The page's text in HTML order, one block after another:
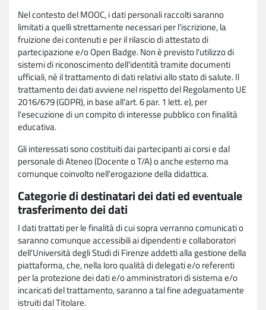
Nel contesto del MOOC, i dati personali raccolti saranno
limitati a quelli strettamente necessari per l'iscrizione, la
fruizione dei contenuti e per il rilascio di attestato di
partecipazione e/o Open Badge. Non è previsto l'utilizzo di
sistemi di riconoscimento dell'identità tramite documenti
ufficiali, né il trattamento di dati relativi allo stato di salute. Il
trattamento dei dati avviene nel rispetto del Regolamento UE
2016/679 (GDPR), in base all'art. 6 par. 1 lett. e), per
l'esecuzione di un compito di interesse pubblico con finalità
educativa.
Gli interessati sono costituiti dai partecipanti ai corsi e dal
personale di Ateneo (Docente o T/A) o anche esterno ma
comunque coinvolto nell'erogazione della didattica.
Categorie di destinatari dei dati ed eventuale
trasferimento dei dati
I dati trattati per le finalità di cui sopra verranno comunicati o
saranno comunque accessibili ai dipendenti e collaboratori
dell'Università degli Studi di Firenze addetti alla gestione della
piattaforma, che, nella loro qualità di delegati e/o referenti
per la protezione dei dati e/o amministratori di sistema e/o
incaricati del trattamento, saranno a tal fine adeguatamente
istruiti dal Titolare.